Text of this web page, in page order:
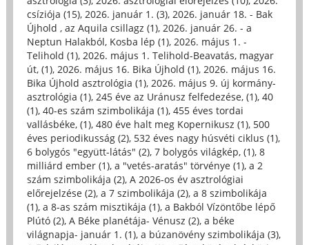
csíziója (15), 2026. január 1. (3), 2026. január 18. - Bak
Újhold , az Aquila csillagz (1), 2026. január 26. - a
Neptun Halakból, Kosba lép (1), 2026. május 1. -
Telihold (1), 2026. május 1. Telihold-Beavatás, magyar
út, (1), 2026. május 16. Bika Újhold (1), 2026. május 16.
Bika Újhold asztrológia (1), 2026. május 9. új kormány-
asztrológia (1), 245 éve az Uránusz felfedezése, (1), 40
(1), 40-es szám szimbolikája (1), 455 éves tordai
vallásbéke, (1), 480 éve halt meg Kopernikusz (1), 500
éves periodikusság (2), 532 éves nagy húsvéti ciklus (1),
6 bolygós "együtt-látás" (2), 7 bolygós világkép, (1), 8
milliárd ember (1), a "vetés-aratás" törvénye (1), a 2
szám szimbolikája (2), A 2026-os év asztrológiai
előrejelzése (2), a 7 szimbolikája (2), a 8 szimbolikája
(1), a 8-as szám misztikája (1), a Bakból Vízöntőbe lépő
Plútó (2), A Béke planétája- Vénusz (2), a béke
világnapja- január 1. (1), a búzanövény szimbolikája (3),